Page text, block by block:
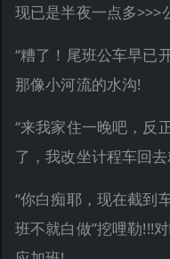
现已是半夜一点多>>>
“糟了！尾班公车早已
那像小河流的水沟!
“来我家住一晚吧，反
了，我改坐计程车回去
“你白痴耶，现在截到
班不就白做”挖哩勒!!!